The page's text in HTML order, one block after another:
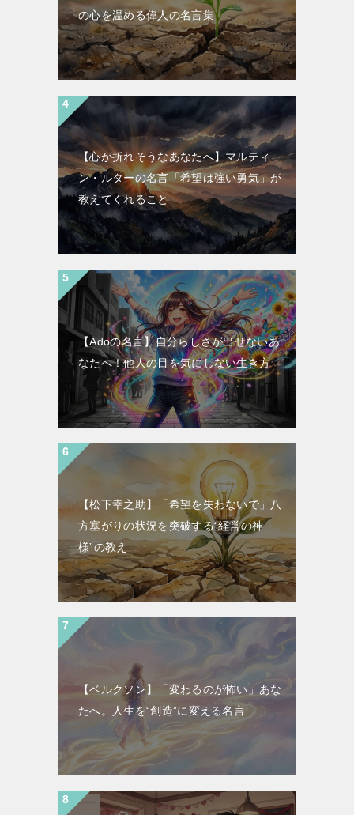
の心を温める偉人の名言集
【心が折れそうなあなたへ】マルティ
ン・ルターの名言「希望は強い勇気」が
教えてくれること
【Adoの名言】自分らしさが出せないあ
なたへ！他人の目を気にしない生き方
【松下幸之助】「希望を失わないで」八
方塞がりの状況を突破する“経営の神
様”の教え
【ベルクソン】「変わるのが怖い」あな
たへ。人生を“創造”に変える名言